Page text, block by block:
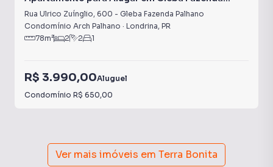
Palhano
Rua Ulrico Zuínglio, 600 - Gleba Fazenda Palhano
Condomínio Arch Palhano · Londrina, PR
78m² 2 2 1
R$ 3.990,00Aluguel
Condomínio R$ 650,00
Ver mais imóveis em Terra Bonita